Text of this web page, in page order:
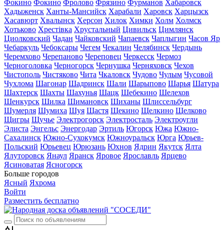
Фокино Фокино Фролово Фрязино Фурманов Хабаровск
Хадыженск Ханты-Мансийск Харабали Харовск Харцызск
Хасавюрт Хвалынск Херсон Хилок Химки Холм Холмск
Хотьково Хрестівка Хрустальный Цивильск Цимлянск
Циолковский Чадан Чайковский Чапаевск Чаплыгин Часов Яр
Чебаркуль Чебоксары Чегем Чекалин Челябинск Чердынь
Черемхово Черепаново Череповец Черкесск Чермоз
Черноголовка Черногорск Чернушка Черняховск Чехов
Чистополь Чистяково Чита Чкаловск Чудово Чулым Чусовой
Чухлома Шагонар Шадринск Шали Шарыпово Шарья Шатура
Шахтерск Шахты Шахунья Шацк Шебекино Шелехов
Шенкурск Шилка Шимановск Шиханы Шлиссельбург
Шумерля Шумиха Шуя Щастя Щекино Щелкино Щелково
Щигры Щучье Электрогорск Электросталь Электроугли
Элиста Энгельс Энергодар Эртиль Югорск Южа Южно-
Сахалинск Южно-Сухокумск Южноуральск Юрга Юрьев-
Польский Юрьевец Юрюзань Юхнов Ядрин Якутск Ялта
Ялуторовск Янаул Яранск Яровое Ярославль Ярцево
Ясиноватая Ясногорск
Больше городов
Ясный Яхрома
Войти
Разместить бесплатно